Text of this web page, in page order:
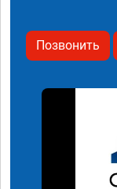
Позвонить